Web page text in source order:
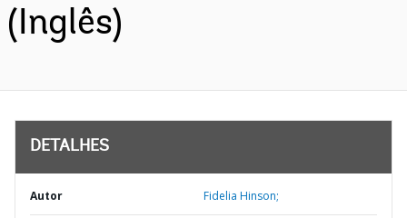
(Inglês)
DETALHES
Autor Fidelia Hinson;